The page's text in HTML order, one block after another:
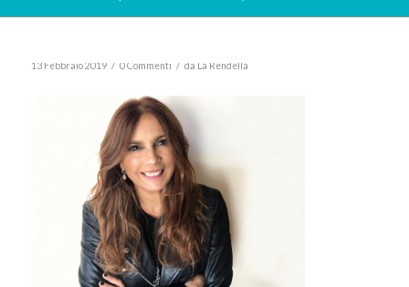
13 Febbraio 2019 / 0 Commenti / da La Rendella